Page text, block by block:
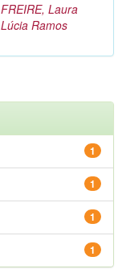
FREIRE, Laura
Lúcia Ramos
1
1
1
1